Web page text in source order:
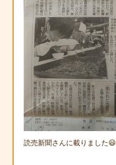
読売新聞さんに載りました😃